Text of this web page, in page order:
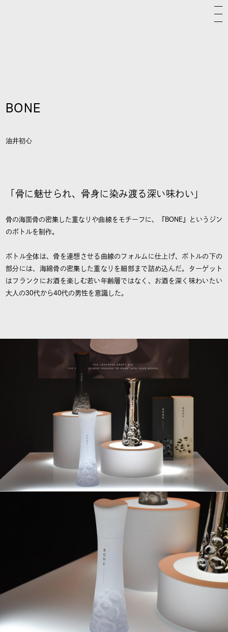
BONE
油井初心
「骨に魅せられ、骨身に染み渡る深い味わい」
骨の海面骨の密集した重なりや曲線をモチーフに、『BONE』というジン
のボトルを制作。
ボトル全体は、骨を連想させる曲線のフォルムに仕上げ、ボトルの下の
部分には、海綿骨の密集した重なりを細部まで詰め込んだ。ターゲット
はフランクにお酒を楽しむ若い年齢層ではなく、お酒を深く味わいたい
大人の30代から40代の男性を意識した。